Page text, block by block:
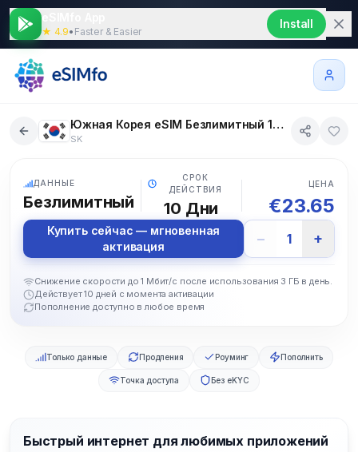
★ 4.9• Faster & Easier
Install
Южная Корея eSIM Безлимитный 10 дни
SK
ДАННЫЕ
Безлимитный
СРОК
ДЕЙСТВИЯ
10 Дни
ЦЕНА
€23.65
Купить сейчас — мгновенная
активация
− 1 +
Снижение скорости до 1 Мбит/с после использования 3 ГБ в день.
Действует 10 дней с момента активации
Пополнение доступно в любое время
Только данные Продления Роуминг Пополнить
Точка доступа Без eKYC
Быстрый интернет для любимых приложений